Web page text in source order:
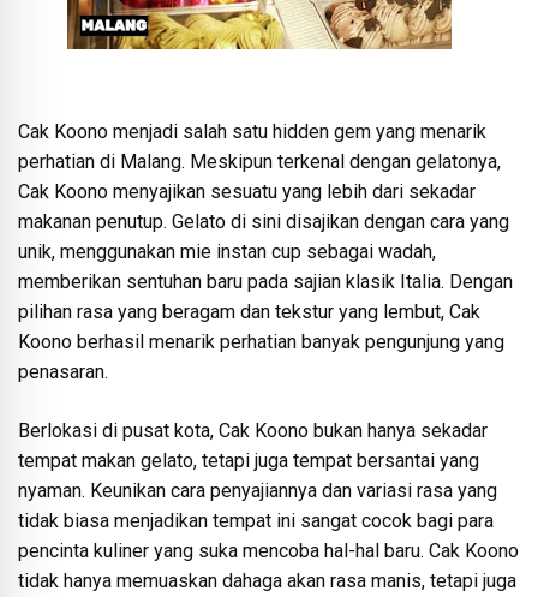
Cak Koono menjadi salah satu hidden gem yang menarik
perhatian di Malang. Meskipun terkenal dengan gelatonya,
Cak Koono menyajikan sesuatu yang lebih dari sekadar
makanan penutup. Gelato di sini disajikan dengan cara yang
unik, menggunakan mie instan cup sebagai wadah,
memberikan sentuhan baru pada sajian klasik Italia. Dengan
pilihan rasa yang beragam dan tekstur yang lembut, Cak
Koono berhasil menarik perhatian banyak pengunjung yang
penasaran.
Berlokasi di pusat kota, Cak Koono bukan hanya sekadar
tempat makan gelato, tetapi juga tempat bersantai yang
nyaman. Keunikan cara penyajiannya dan variasi rasa yang
tidak biasa menjadikan tempat ini sangat cocok bagi para
pencinta kuliner yang suka mencoba hal-hal baru. Cak Koono
tidak hanya memuaskan dahaga akan rasa manis, tetapi juga